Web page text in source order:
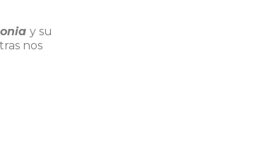
y su
nos